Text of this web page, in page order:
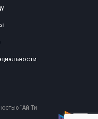
"Ай Ти